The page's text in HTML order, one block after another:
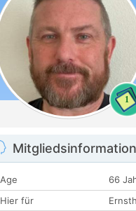
1
Age
66
Hier für